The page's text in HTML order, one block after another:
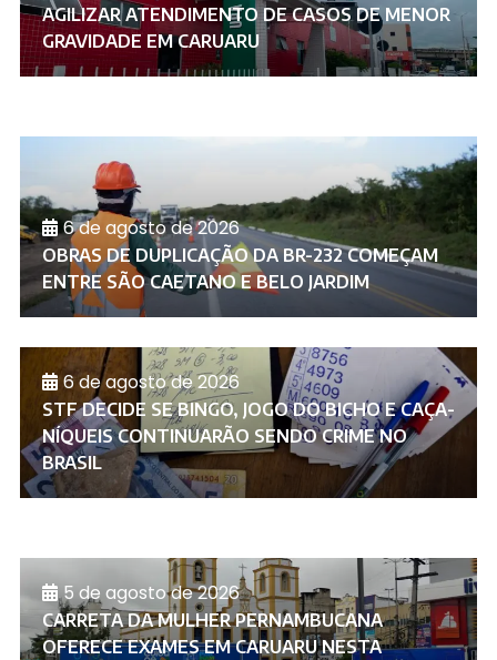
AGILIZAR ATENDIMENTO DE CASOS DE MENOR
GRAVIDADE EM CARUARU
6 de agosto de 2026
OBRAS DE DUPLICAÇÃO DA BR-232 COMEÇAM
ENTRE SÃO CAETANO E BELO JARDIM
6 de agosto de 2026
STF DECIDE SE BINGO, JOGO DO BICHO E CAÇA-
NÍQUEIS CONTINUARÃO SENDO CRIME NO
BRASIL
5 de agosto de 2026
CARRETA DA MULHER PERNAMBUCANA
OFERECE EXAMES EM CARUARU NESTA